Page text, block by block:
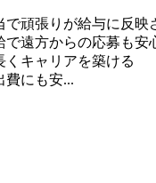
で頑張りが給与に反映
で遠方からの応募も安
くキャリアを築ける
費にも安...